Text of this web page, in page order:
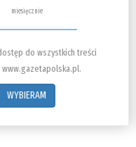
miesięcznie
do wszystkich treści
www.gazetapolska.pl.
WYBIERAM